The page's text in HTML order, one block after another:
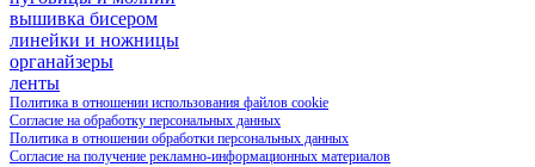
вышивка бисером
линейки и ножницы
органайзеры
ленты
Политика в отношении использования файлов cookie
Согласие на обработку персональных данных
Политика в отношении обработки персональных данных
Согласие на получение рекламно-информационных материалов